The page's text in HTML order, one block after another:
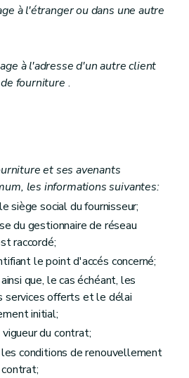
à l'étranger ou dans une autre
à l'adresse d'un autre client
fourniture .
et ses avenants
les informations suivantes:
siège social du fournisseur;
du gestionnaire de réseau
raccordé;
le point d'accés concerné;
que, le cas échéant, les
services offerts et le délai
initial;
du contrat;
conditions de renouvellement